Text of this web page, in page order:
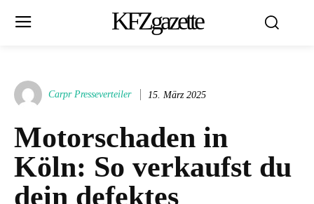
KFZgazette
Carpr Presseverteiler 15. März 2025
Motorschaden in
Köln: So verkaufst du
dein defektes